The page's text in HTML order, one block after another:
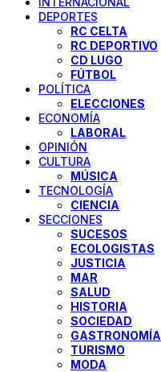
DEPORTES
RC CELTA
RC DEPORTIVO
CD LUGO
FÚTBOL
POLÍTICA
ELECCIONES
ECONOMÍA
LABORAL
OPINIÓN
CULTURA
MÚSICA
TECNOLOGÍA
CIENCIA
SECCIONES
SUCESOS
ECOLOGISTAS
JUSTICIA
MAR
SALUD
HISTORIA
SOCIEDAD
GASTRONOMÍA
TURISMO
MODA